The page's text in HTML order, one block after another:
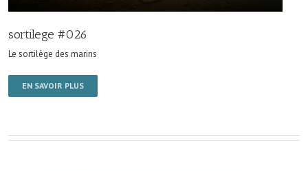
sortilege #026
Le sortilège des marins
EN SAVOIR PLUS